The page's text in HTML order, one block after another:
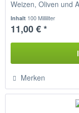
Weizen, Oliven und
Inhalt 100 Milliliter
11,00 € *
Merken